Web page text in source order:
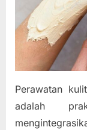
Perawatan
adalah